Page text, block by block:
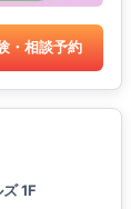
・相談予約
1F